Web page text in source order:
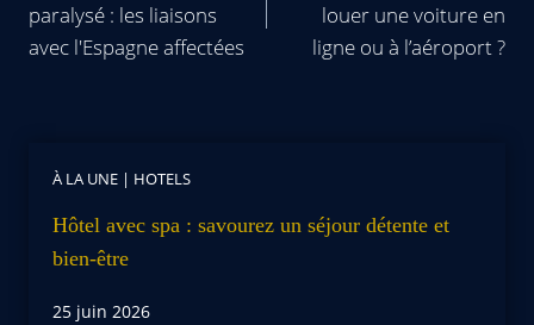
paralysé : les liaisons
avec l'Espagne affectées
louer une voiture en
ligne ou à l’aéroport ?
À LA UNE | HOTELS
Hôtel avec spa : savourez un séjour détente et
bien-être
25 juin 2026